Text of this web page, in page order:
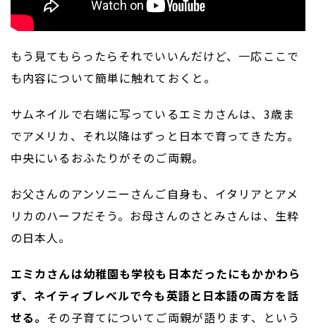
もう見てもらったらそれでいいんだけど、一応ここで
も内容について簡単に触れておくと。
サムネイルで右端に写っているエミカさんは、3歳ま
でアメリカ、それ以降はずっと日本で育ってきた方。
中央にいるおふたりがそのご両親。
お父さんのアンソニーさんご自身も、イタリアとアメ
リカのハーフだそう。お母さんのさとみさんは、生粋
の日本人。
エミカさんは幼稚園も学校も日本だったにもかかわら
ず、ネイティブレベルで今も英語と日本語の両方を話
せる。 その子育てについてご両親が語ります、という